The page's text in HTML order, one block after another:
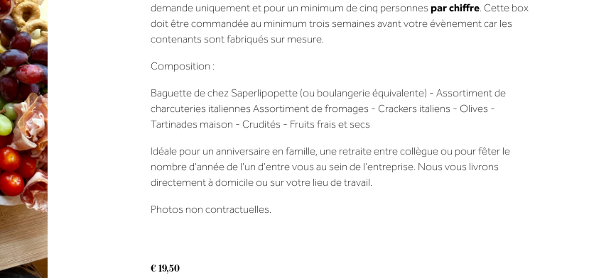
demande uniquement et pour un minimum de cinq personnes par chiffre. Cette box
doit être commandée au minimum trois semaines avant votre évènement car les
contenants sont fabriqués sur mesure.
Composition :
Baguette de chez Saperlipopette (ou boulangerie équivalente) - Assortiment de
charcuteries italiennes Assortiment de fromages - Crackers italiens - Olives -
Tartinades maison - Crudités - Fruits frais et secs
Idéale pour un anniversaire en famille, une retraite entre collègue ou pour fêter le
nombre d'année de l'un d'entre vous au sein de l'entreprise. Nous vous livrons
directement à domicile ou sur votre lieu de travail.
Photos non contractuelles.
€19,50